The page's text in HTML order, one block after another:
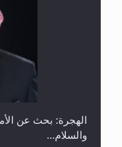
إتمام حفظ القرآن
الهجرة: بحث عن
والسلام...